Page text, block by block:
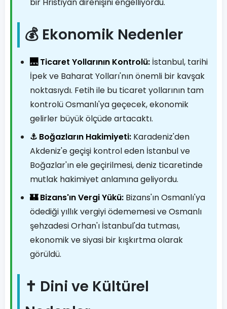
💰 Ekonomik Nedenler
🌉 Ticaret Yollarının Kontrolü: İstanbul, tarihi
İpek ve Baharat Yolları'nın önemli bir kavşak
noktasıydı. Fetih ile bu ticaret yollarının tam
kontrolü Osmanlı'ya geçecek, ekonomik
gelirler büyük ölçüde artacaktı.
⚓ Boğazların Hakimiyeti: Karadeniz'den
Akdeniz'e geçişi kontrol eden İstanbul ve
Boğazlar'ın ele geçirilmesi, deniz ticaretinde
mutlak hakimiyet anlamına geliyordu.
🏰 Bizans'ın Vergi Yükü: Bizans'ın Osmanlı'ya
ödediği yıllık vergiyi ödememesi ve Osmanlı
şehzadesi Orhan'ı İstanbul'da tutması,
ekonomik ve siyasi bir kışkırtma olarak
görüldü.
✝️ Dini ve Kültürel